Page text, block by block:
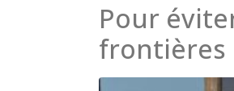
Pour
frontières